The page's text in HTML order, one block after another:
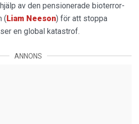
av den pensionerade bioterror-
(Liam Neeson) för att stoppa
en global katastrof.
ANNONS